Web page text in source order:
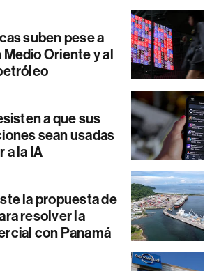
suben pese a
Oriente y al
a que sus
sean usadas
a la IA
la propuesta de
resolver la
con Panamá